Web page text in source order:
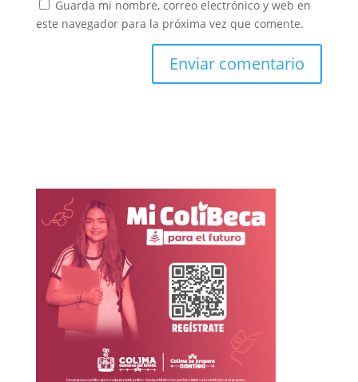
Guarda mi nombre, correo electrónico y web en
este navegador para la próxima vez que comente.